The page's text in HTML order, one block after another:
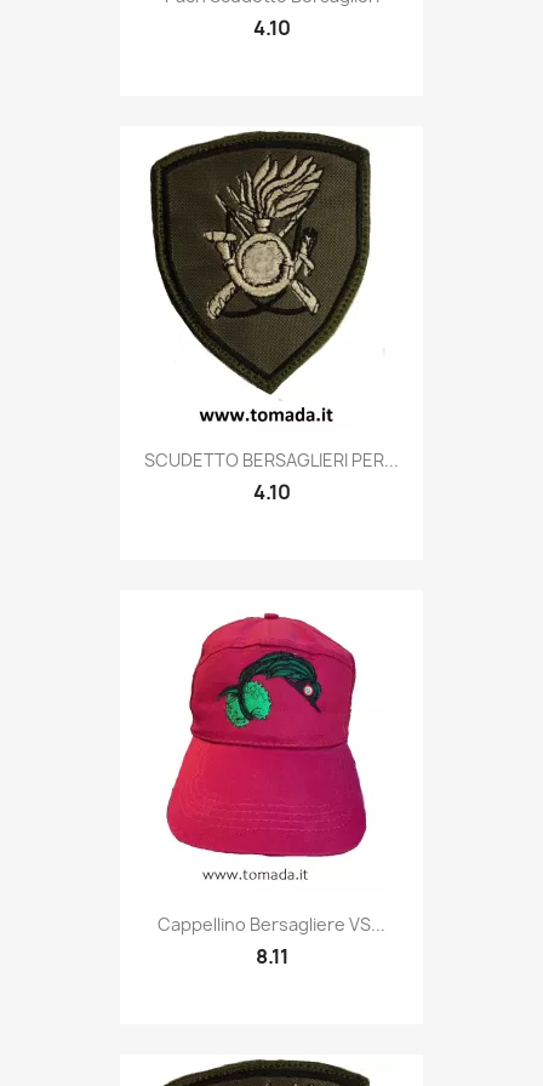
4.10
Quick view
SCUDETTO BERSAGLIERI PER...
4.10
Quick view
Cappellino Bersagliere VS...
8.11